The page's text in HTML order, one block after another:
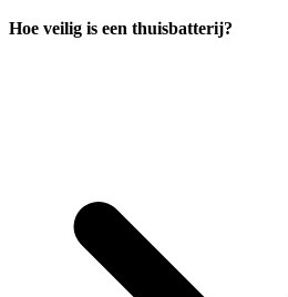
Hoe veilig is een thuisbatterij?